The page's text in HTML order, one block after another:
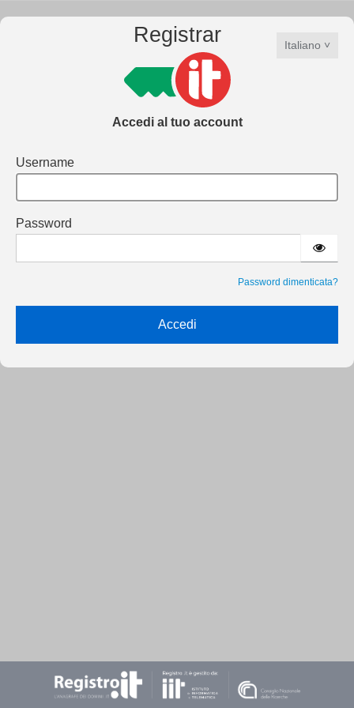
Italiano
Registrar
Accedi al tuo account
Username
Password
Password dimenticata?